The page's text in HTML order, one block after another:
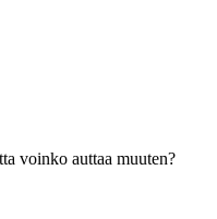
voinko auttaa muuten?